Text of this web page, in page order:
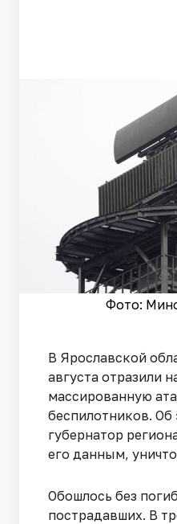
Фото:
В Ярославской
августа отразили
массированную
беспилотников. Об
губернатор
его данным,
Обошлось без
пострадавших. В